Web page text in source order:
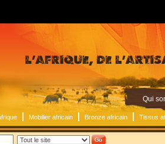
Qui
Mobilier africain Bronze africain Tissus